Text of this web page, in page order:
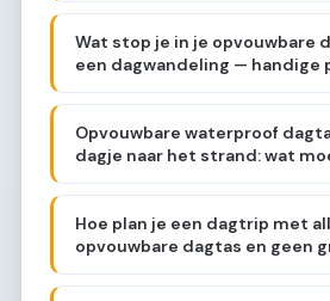
Wat stop je in je opvouwbare
een dagwandeling — handige
Opvouwbare waterproof
dagje naar het strand: wat
Hoe plan je een dagtrip met
opvouwbare dagtas en geen